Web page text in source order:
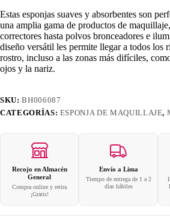
Estas esponjas suaves y absorbentes son
una amplia gama de productos de
correctores hasta polvos bronceadores e
diseño versátil les permite llegar a todos los
rostro, incluso a las zonas más difíciles,
ojos y la nariz.
SKU:BH006087
CATEGORÍAS: ESPONJA DE MAQUILLAJE,
Recojo en Almacén
General
Compra online y retira
¡Gratis!
Envío a Lima
Tiempo de entrega de 1 a 2
días hábiles